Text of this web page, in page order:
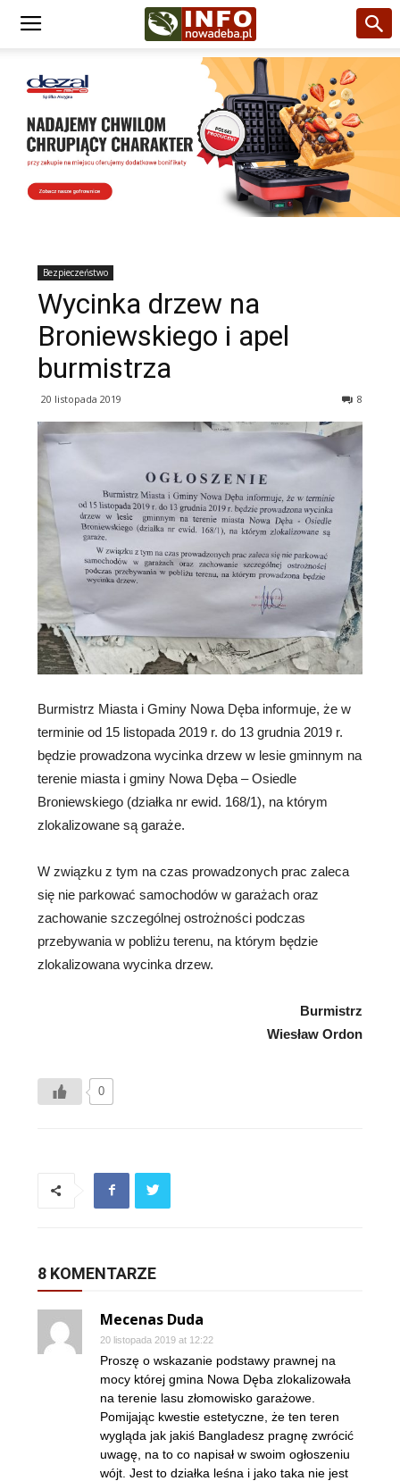
Bezpieczeństwo
Wycinka drzew na
Broniewskiego i apel
burmistrza
20 listopada 2019 8
Burmistrz Miasta i Gminy Nowa Dęba informuje, że w
terminie od 15 listopada 2019 r. do 13 grudnia 2019 r.
będzie prowadzona wycinka drzew w lesie gminnym na
terenie miasta i gminy Nowa Dęba – Osiedle
Broniewskiego (działka nr ewid. 168/1), na którym
zlokalizowane są garaże.
W związku z tym na czas prowadzonych prac zaleca
się nie parkować samochodów w garażach oraz
zachowanie szczególnej ostrożności podczas
przebywania w pobliżu terenu, na którym będzie
zlokalizowana wycinka drzew.
Burmistrz
Wiesław Ordon
0
8 KOMENTARZE
Mecenas Duda
20 listopada 2019 at 12:22
Proszę o wskazanie podstawy prawnej na
mocy której gmina Nowa Dęba zlokalizowała
na terenie lasu złomowisko garażowe.
Pomijając kwestie estetyczne, że ten teren
wygląda jak jakiś Bangladesz pragnę zwrócić
uwagę, na to co napisał w swoim ogłoszeniu
wójt. Jest to działka leśna i jako taka nie jest